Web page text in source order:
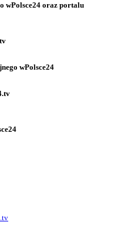
wPolsce24 oraz portalu
wPolsce24